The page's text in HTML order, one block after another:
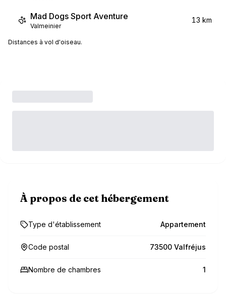
Mad Dogs Sport Aventure
Valmeinier
13 km
Distances à vol d'oiseau.
À propos de cet hébergement
Type d'établissement Appartement
Code postal 73500 Valfréjus
Nombre de chambres 1